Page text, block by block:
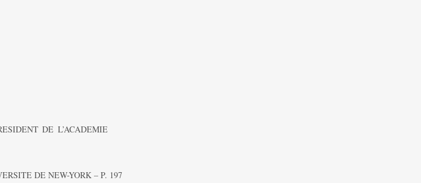
DE L’ACADEMIE
DE NEW-YORK – P. 197